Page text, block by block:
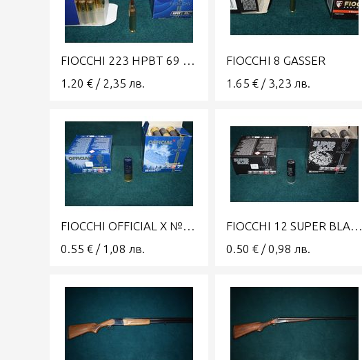
FIOCCHI 223 HPBT 69 SIERRA MATCH KING
1.20 € / 2,35 лв.
FIOCCHI 8 GASSER
1.65 € / 3,23 лв.
FIOCCHI OFFICIAL X №7,5 28
0.55 € / 1,08 лв.
FIOCCHI 12 SUPER BLACK №7,5 28
0.50 € / 0,98 лв.